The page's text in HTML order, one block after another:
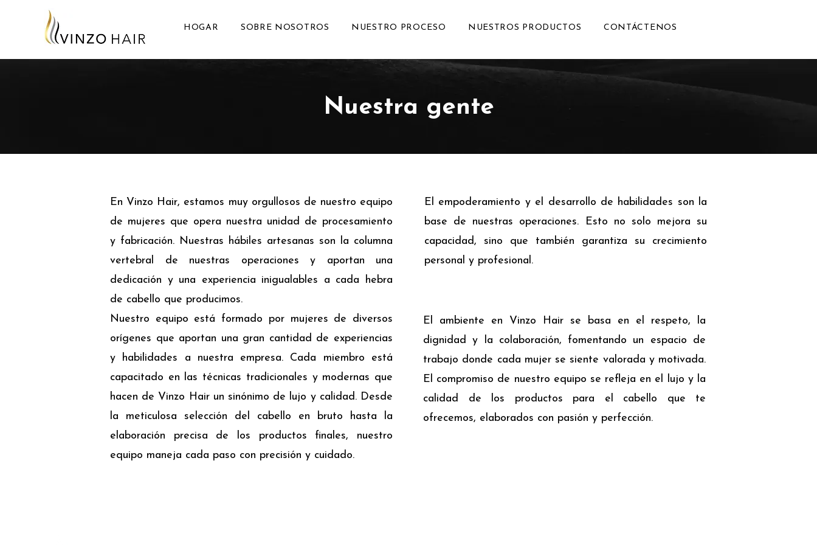
HOGAR SOBRE NOSOTROS NUESTRO PROCESO NUESTROS PRODUCTOS CONTÁCTENOS
Nuestra gente
En Vinzo Hair, estamos muy orgullosos de nuestro equipo
de mujeres que opera nuestra unidad de procesamiento
y fabricación. Nuestras hábiles artesanas son la columna
vertebral de nuestras operaciones y aportan una
dedicación y una experiencia inigualables a cada hebra
de cabello que producimos.
Nuestro equipo está formado por mujeres de diversos
orígenes que aportan una gran cantidad de experiencias
y habilidades a nuestra empresa. Cada miembro está
capacitado en las técnicas tradicionales y modernas que
hacen de Vinzo Hair un sinónimo de lujo y calidad. Desde
la meticulosa selección del cabello en bruto hasta la
elaboración precisa de los productos finales, nuestro
equipo maneja cada paso con precisión y cuidado.
El empoderamiento y el desarrollo de habilidades son la
base de nuestras operaciones. Esto no solo mejora su
capacidad, sino que también garantiza su crecimiento
personal y profesional.
El ambiente en Vinzo Hair se basa en el respeto, la
dignidad y la colaboración, fomentando un espacio de
trabajo donde cada mujer se siente valorada y motivada.
El compromiso de nuestro equipo se refleja en el lujo y la
calidad de los productos para el cabello que te
ofrecemos, elaborados con pasión y perfección.